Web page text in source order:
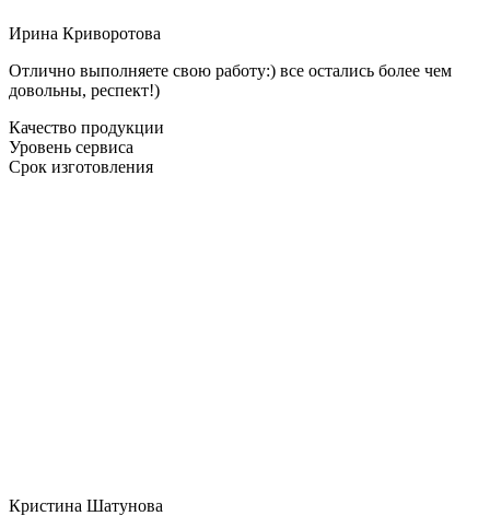
Ирина Криворотова
Отлично выполняете свою работу:) все остались более чем
довольны, респект!)
Качество продукции
Уровень сервиса
Срок изготовления
Кристина Шатунова